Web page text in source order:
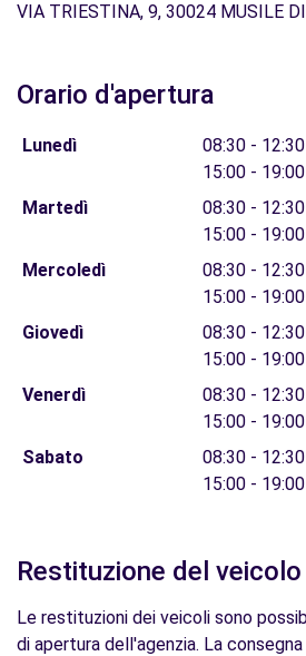
VIA TRIESTINA, 9, 30024 MUSILE
Orario d'apertura
Lunedì
08:30 - 12:30
15:00 - 19:00
Martedì
08:30 - 12:30
15:00 - 19:00
Mercoledì
08:30 - 12:30
15:00 - 19:00
Giovedì
08:30 - 12:30
15:00 - 19:00
Venerdì
08:30 - 12:30
15:00 - 19:00
Sabato
08:30 - 12:30
15:00 - 19:00
Restituzione del veicolo
Le restituzioni dei veicoli sono
di apertura dell'agenzia. La